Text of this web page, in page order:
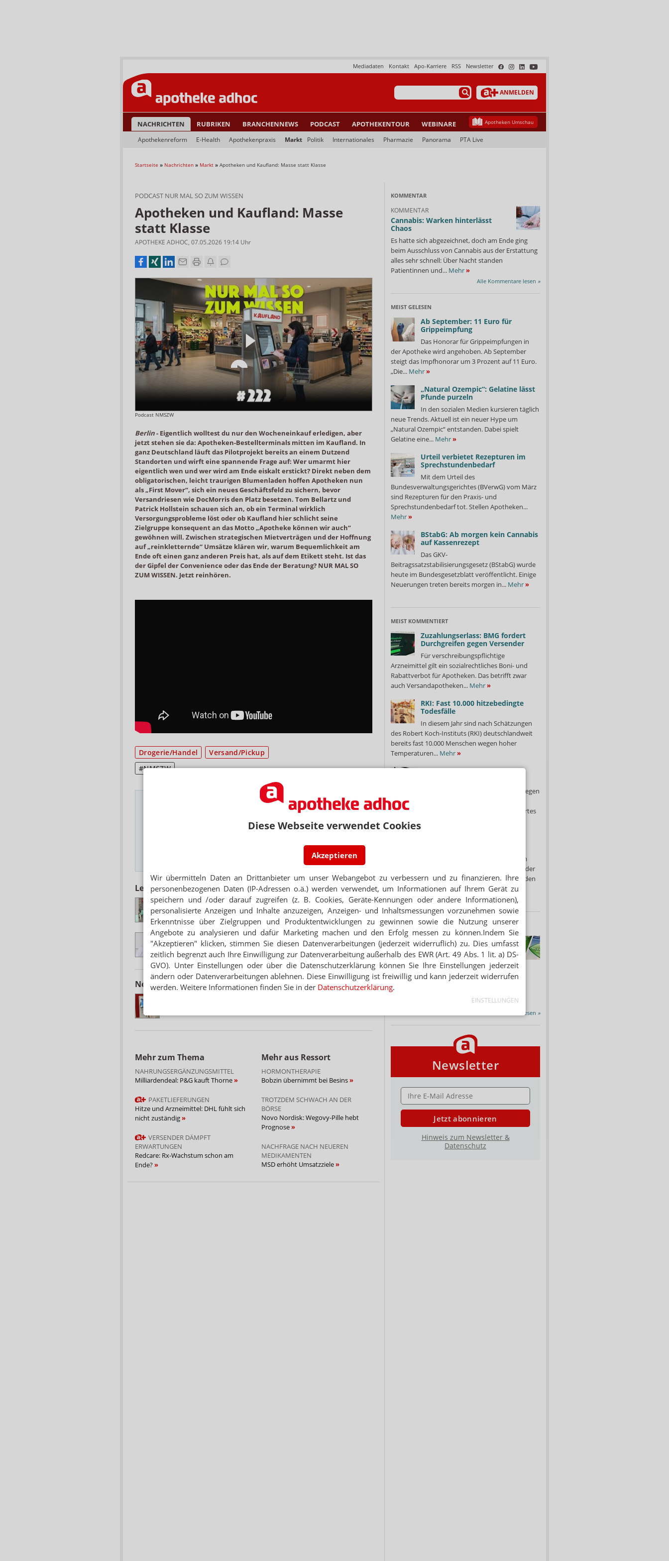
Diese Webseite verwendet Cookies
Akzeptieren
Wir übermitteln Daten an Drittanbieter um unser Webangebot zu verbessern und zu finanzieren. Ihre
personenbezogenen Daten (IP-Adressen o.ä.) werden verwendet, um Informationen auf Ihrem Gerät zu
speichern und /oder darauf zugreifen (z. B. Cookies, Geräte-Kennungen oder andere Informationen),
personalisierte Anzeigen und Inhalte anzuzeigen, Anzeigen- und Inhaltsmessungen vorzunehmen sowie
Erkenntnisse über Zielgruppen und Produktentwicklungen zu gewinnen sowie die Nutzung unserer
Angebote zu analysieren und dafür Marketing machen und den Erfolg messen zu können.Indem Sie
"Akzeptieren" klicken, stimmen Sie diesen Datenverarbeitungen (jederzeit widerruflich) zu. Dies umfasst
zeitlich begrenzt auch Ihre Einwilligung zur Datenverarbeitung außerhalb des EWR (Art. 49 Abs. 1 lit. a) DS-
GVO). Unter Einstellungen oder über die Datenschutzerklärung können Sie Ihre Einstellungen jederzeit
ändern oder Datenverarbeitungen ablehnen. Diese Einwilligung ist freiwillig und kann jederzeit widerrufen
werden. Weitere Informationen finden Sie in der Datenschutzerklärung.
EINSTELLUNGEN
Newsletter
RSS
Apo-Karriere
Kontakt
Mediadaten
ANMELDEN
NACHRICHTEN RUBRIKEN BRANCHENNEWS PODCAST APOTHEKENTOUR WEBINARE Apotheken Umschau
Apothekenreform E-Health Apothekenpraxis Markt Politik Internationales Pharmazie Panorama PTA Live
Startseite » Nachrichten » Markt » Apotheken und Kaufland: Masse statt Klasse
PODCAST NUR MAL SO ZUM WISSEN
Apotheken und Kaufland: Masse
statt Klasse
APOTHEKE ADHOC, 07.05.2026 19:14 Uhr
Podcast NMSZW
Berlin- Eigentlich wolltest du nur den Wocheneinkauf erledigen, aber
jetzt stehen sie da: Apotheken-Bestellterminals mitten im Kaufland. In
ganz Deutschland läuft das Pilotprojekt bereits an einem Dutzend
Standorten und wirft eine spannende Frage auf: Wer umarmt hier
eigentlich wen und wer wird am Ende eiskalt erstickt? Direkt neben dem
obligatorischen, leicht traurigen Blumenladen hoffen Apotheken nun
als „First Mover“, sich ein neues Geschäftsfeld zu sichern, bevor
Versandriesen wie DocMorris den Platz besetzen. Tom Bellartz und
Patrick Hollstein schauen sich an, ob ein Terminal wirklich
Versorgungsprobleme löst oder ob Kaufland hier schlicht seine
Zielgruppe konsequent an das Motto „Apotheke können wir auch“
gewöhnen will. Zwischen strategischen Mietverträgen und der Hoffnung
auf „reinkletternde“ Umsätze klären wir, warum Bequemlichkeit am
Ende oft einen ganz anderen Preis hat, als auf dem Etikett steht. Ist das
der Gipfel der Convenience oder das Ende der Beratung? NUR MAL SO
ZUM WISSEN. Jetzt reinhören.
Drogerie/Handel
Versand/Pickup
#NMSZW
NEWSLETTER
Das Wichtigste des Tages direkt in Ihr Postfach. Kostenlos!
abonnieren
Hinweis zum Newsletter & Datenschutz
Lesen Sie auch
INSGESAMT ELF TERMINAL-STANDORTE
Kaufland: „Apotheke, wo immer möglich“
PILOTPROJEKT MIT APOTHEKER
Fünf Standorte: Kaufland testet Apothekenterminals
Neuere Artikel zum Thema
Mehr zum Thema
NAHRUNGSERGÄNZUNGSMITTEL
Milliardendeal: P&G kauft Thorne
PAKETLIEFERUNGEN
Hitze und Arzneimittel: DHL fühlt sich
nicht zuständig
VERSENDER DÄMPFT
ERWARTUNGEN
Redcare: Rx-Wachstum schon am
Ende?
Mehr aus Ressort
HORMONTHERAPIE
Bobzin übernimmt bei Besins
TROTZDEM SCHWACH AN DER
BÖRSE
Novo Nordisk: Wegovy-Pille hebt
Prognose
NACHFRAGE NACH NEUEREN
MEDIKAMENTEN
MSD erhöht Umsatzziele
KOMMENTAR
KOMMENTAR
Cannabis: Warken hinterlässt
Chaos
Es hatte sich abgezeichnet, doch am Ende ging
beim Ausschluss von Cannabis aus der Erstattung
alles sehr schnell: Über Nacht standen
Patientinnen und... Mehr»
Alle Kommentare lesen »
MEIST GELESEN
Ab September: 11 Euro für
Grippeimpfung
Das Honorar für Grippeimpfungen in
der Apotheke wird angehoben. Ab September
steigt das Impfhonorar um 3 Prozent auf 11 Euro.
„Die... Mehr»
„Natural Ozempic“: Gelatine lässt
Pfunde purzeln
In den sozialen Medien kursieren täglich
neue Trends. Aktuell ist ein neuer Hype um
„Natural Ozempic“ entstanden. Dabei spielt
Gelatine eine... Mehr»
Urteil verbietet Rezepturen im
Sprechstundenbedarf
Mit dem Urteil des
Bundesverwaltungsgerichtes (BVerwG) vom März
sind Rezepturen für den Praxis- und
Sprechstundenbedarf tot. Stellen Apotheken...
Mehr»
BStabG: Ab morgen kein Cannabis
auf Kassenrezept
Das GKV-
Beitragssatzstabilisierungsgesetz (BStabG) wurde
heute im Bundesgesetzblatt veröffentlicht. Einige
Neuerungen treten bereits morgen in... Mehr»
MEIST KOMMENTIERT
Zuzahlungserlass: BMG fordert
Durchgreifen gegen Versender
Für verschreibungspflichtige
Arzneimittel gilt ein sozialrechtliches Boni- und
Rabattverbot für Apotheken. Das betrifft zwar
auch Versandapotheken... Mehr»
RKI: Fast 10.000 hitzebedingte
Todesfälle
In diesem Jahr sind nach Schätzungen
des Robert Koch-Instituts (RKI) deutschlandweit
bereits fast 10.000 Menschen wegen hoher
Temperaturen... Mehr»
Keine Strafen für Rx-Boni: GKV
Wegen der anhaltenden Verstöße gegen
die Rx-Preisbindung fordert das
Bundesgesundheitsministerium (BMG) ein hartes
Vorgehen gegen die Versender –...
Es hatte sich abgezeichnet, doch am
Ende ging beim Ausschluss von Cannabis aus der
Erstattung alles sehr schnell: Über Nacht standen
Patientinnen...Mehr»
PORTRÄT
TABAKENTWÖHNUNG
FAQ: Nikotin auf Rezept
Arzneimittel zur Tabakentwöhnung
werden von den Kassen erstattet.
Verordnungsfähig sind nikotinhaltige nicht
verschreibungspflichtige Präparate sowie...
Alle Porträts lesen »
Newsletter
E-MAIL ADRESSE
Jetzt abonnieren
Hinweis zum Newsletter &
Datenschutz